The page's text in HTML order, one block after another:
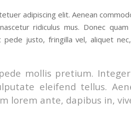
adipiscing elit. Aenean
ridiculus mus. Donec
pede justo, fringilla vel, aliquet
mollis pretium.
eleifend tellus.
lorem ante, dapibus in,